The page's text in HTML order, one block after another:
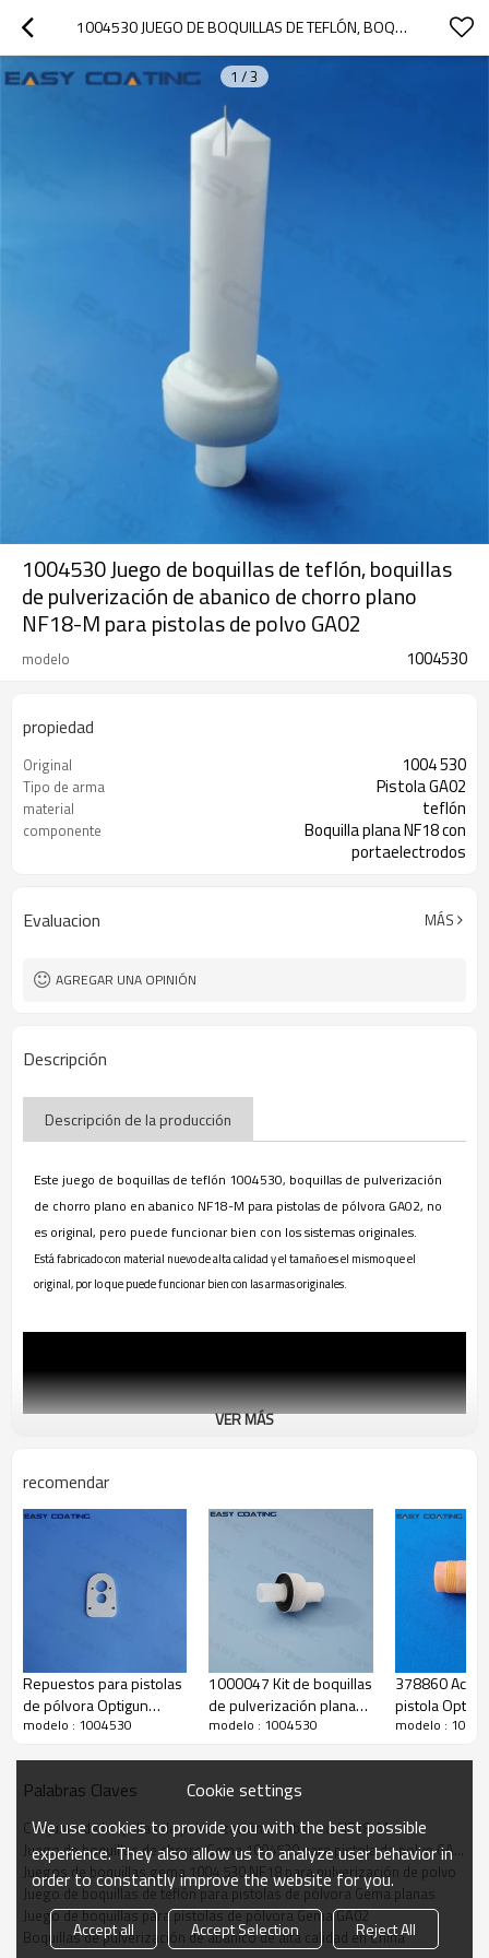
1004530 JUEGO DE BOQUILLAS DE TEFLÓN, BOQUILLAS DE PULVERIZACIÓN DE ABANICO DE CHORRO PLANO NF18-M PARA PISTOLAS DE POLVO GA02
1 /3
1004530 Juego de boquillas de teflón, boquillas
de pulverización de abanico de chorro plano
NF18-M para pistolas de polvo GA02
modelo 1004530
propiedad
Original 1004 530
Tipo de arma Pistola GA02
material teflón
componente
Boquilla plana NF18 con
portaelectrodos
Evaluacion MÁS
AGREGAR UNA OPINIÓN
Descripción
Descripción de la producción
Este juego de boquillas de teflón 1004530, boquillas de pulverización
de chorro plano en abanico NF18-M para pistolas de pólvora GA02, no
es original, pero puede funcionar bien con los sistemas originales.
Está fabricado con material nuevo de alta calidad y el tamaño es el mismo que el
original, por lo que puede funcionar bien con las armas originales.
VER MÁS
recomendar
Repuestos para pistolas
de pólvora Optigun
GA02 (382698)
modelo : 1004530
1000047 Kit de boquillas
de pulverización plana
de teflón para pistolas
modelo : 1004530
378860
pistola Opti,
extensión de
modelo :
Palabras Claves
Conjunto de boquillas de pulverización en abanico NF18-M
Juego de boquillas de chorro Gema 1004530 para pistola de polvo GA02
Juegos de boquillas gema 1004 530 NF18 para pulverización de polvo
Juego de boquillas de teflón para pistolas de pólvora Gema planas
Juego de boquillas para pistolas de pólvora Gema GA02
Boquillas de pulverización de abanico de alta calidad en China
Cookie settings
We use cookies to provide you with the best possible
experience. They also allow us to analyze user behavior in
order to constantly improve the website for you.
Accept all Accept Selection Reject All